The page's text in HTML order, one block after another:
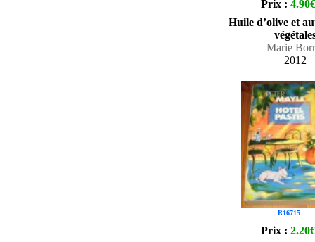
Prix : 4.90€
Huile d’olive et
Marie
2012
R16715
Prix : 2.20€